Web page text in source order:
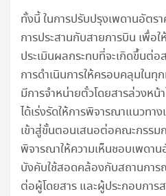
ทั้งนี้ ในการปรับปรุงเพดานอัตร
การประสานกับสายการบิน เพื่อ
ประเมินผลกระทบที่จะเกิดขึ้นต่
การดำเนินการให้ครอบคลุมในทุ
มีการจำหน่ายตั๋วโดยสารล่วงห
ได้เร่งรัดให้การพิจารณาแนวทา
เข้าสู่ขั้นตอนเสนอต่อคณะกรรม
พิจารณาให้ความเห็นชอบเพดา
บังคับใช้สอดคล้องกับสถานการ
ต่อผู้โดยสาร และผู้ประกอบการ